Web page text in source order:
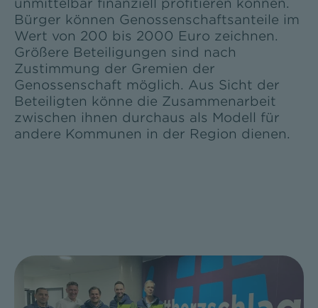
unmittelbar finanziell profitieren können.
Bürger können Genossenschaftsanteile im
Wert von 200 bis 2000 Euro zeichnen.
Größere Beteiligungen sind nach
Zustimmung der Gremien der
Genossenschaft möglich. Aus Sicht der
Beteiligten könne die Zusammenarbeit
zwischen ihnen durchaus als Modell für
andere Kommunen in der Region dienen.